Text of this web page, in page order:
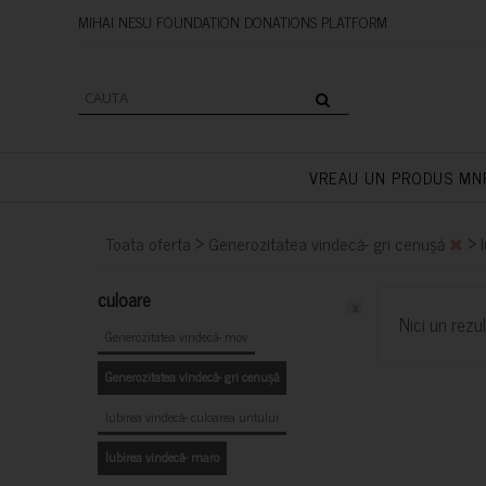
MIHAI NESU FOUNDATION
VREAU UN PRODUS
Toata oferta > Generozitatea vindecă- gri cenușă >
culoare
Generozitatea vindecă- mov
Generozitatea vindecă- gri cenușă
Iubirea vindecă- culoarea untului
Iubirea vindecă- maro
Nici un